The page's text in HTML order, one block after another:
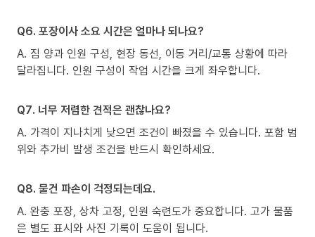
Q6. 포장이사 소요 시간은 얼마나 되나요?
A. 짐 양과 인원 구성, 현장 동선, 이동 거리/교통 상황에 따라
달라집니다. 인원 구성이 작업 시간을 크게 좌우합니다.
Q7. 너무 저렴한 견적은 괜찮나요?
A. 가격이 지나치게 낮으면 조건이 빠졌을 수 있습니다. 포함 범
위와 추가비 발생 조건을 반드시 확인하세요.
Q8. 물건 파손이 걱정되는데요.
A. 완충 포장, 상차 고정, 인원 숙련도가 중요합니다. 고가 물품
은 별도 표시와 사진 기록이 도움이 됩니다.